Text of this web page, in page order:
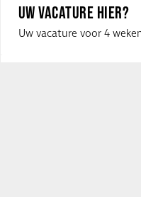
UW VACATURE HIER?